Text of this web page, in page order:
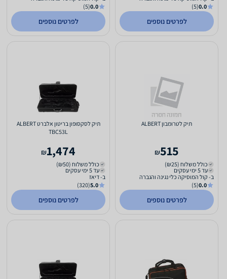
0.0
(5)
לפרטים נוספים
0.0
(5)
לפרטים נוספים
תיק לטרומבון ALBERT
515
₪
כולל משלוח (₪25)
עד 5 ימי עסקים
ב- קול המוסיקה כלי נגינה והגברה
0.0
(5)
לפרטים נוספים
תיק לסקסופון בריטון אלברט ALBERT
TBC53L
1,474
₪
כולל משלוח (₪50)
עד 5 ימי עסקים
ב- דיאז
5.0
(320)
לפרטים נוספים